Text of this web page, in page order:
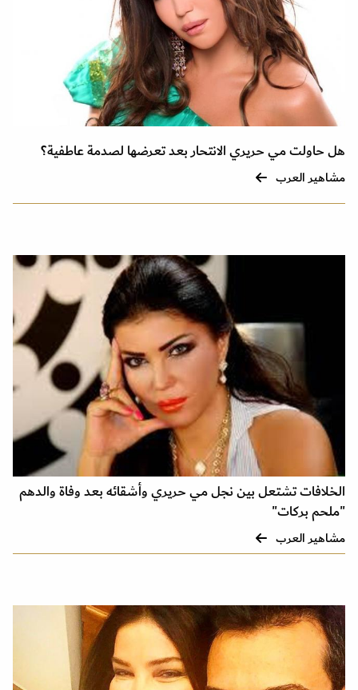
هل حاولت مي حريري الانتحار بعد تعرضها لصدمة عاطفية؟
مشاهير العرب
الخلافات تشتعل بين نجل مي حريري وأشقائه بعد وفاة والدهم
"ملحم بركات"
مشاهير العرب